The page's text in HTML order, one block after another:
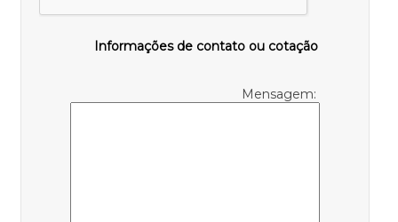
Informações de contato ou cotação
Mensagem: